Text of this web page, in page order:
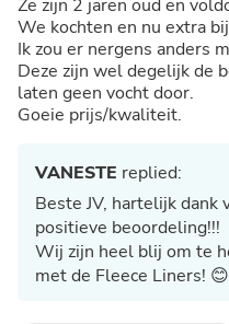
Ze zijn 2 jaren oud en
We kochten en nu extra
Ik zou er nergens anders
Deze zijn wel degelijk de
laten geen vocht door.
Goeie prijs/kwaliteit.
VANESTE replied:
Beste JV, hartelijk
positieve beoordeling!!!
Wij zijn heel blij om te
met de Fleece Liners! 😊